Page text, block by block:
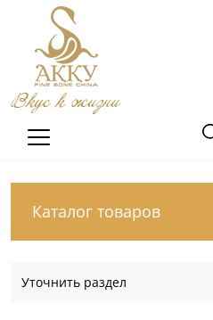
Вкус к жизни
Каталог товаров
Уточнить раздел